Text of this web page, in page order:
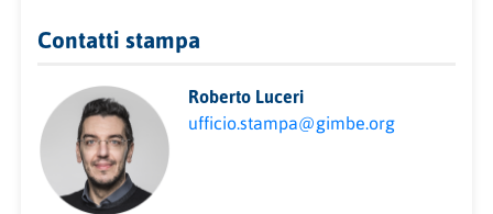
Contatti stampa
Roberto Luceri
ufficio.stampa@gimbe.org